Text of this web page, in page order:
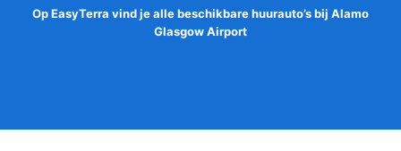
Op EasyTerra vind je alle beschikbare huurauto’s bij Alamo
Glasgow Airport